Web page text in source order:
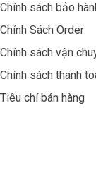
Chính sách bảo
Chính Sách Order
Chính sách vận
Chính sách thanh
Tiêu chí bán hàng